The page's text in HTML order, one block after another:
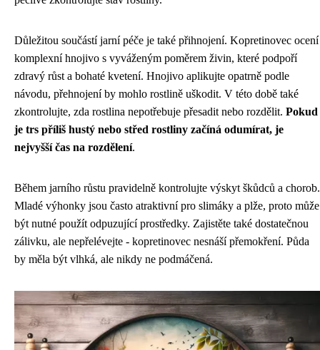
Důležitou součástí jarní péče je také přihnojení. Kopretinovec ocení
komplexní hnojivo s vyváženým poměrem živin, které podpoří
zdravý růst a bohaté kvetení. Hnojivo aplikujte opatrně podle
návodu, přehnojení by mohlo rostlině uškodit. V této době také
zkontrolujte, zda rostlina nepotřebuje přesadit nebo rozdělit. Pokud
je trs příliš hustý nebo střed rostliny začíná odumírat, je
nejvyšší čas na rozdělení.
Během jarního růstu pravidelně kontrolujte výskyt škůdců a chorob.
Mladé výhonky jsou často atraktivní pro slimáky a plže, proto může
být nutné použít odpuzující prostředky. Zajistěte také dostatečnou
zálivku, ale nepřelévejte - kopretinovec nesnáší přemokření. Půda
by měla být vlhká, ale nikdy ne podmáčená.